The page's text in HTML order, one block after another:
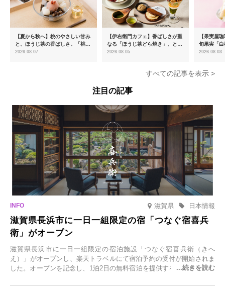
【夏から秋へ】桃のやさしい甘み
と、ほうじ茶の香ばしさ。「桃と
ほうじ茶のあんみつ」を8月中旬
2026.08.07
【伊右衛門カフェ】香ばしさが重
なる「ほうじ茶どら焼き」、とろ
ける「宇治抹茶ティラミス」が新
2026.08.05
【果実屋
旬果実「
限定販売
2026.08.03
すべての記事を表示 >
注目の記事
滋賀県 日本情報
滋賀県長浜市に一日一組限定の宿「つなぐ宿喜兵
衛」がオープン
滋賀県長浜市に一日一組限定の宿泊施設「つなぐ宿喜兵衛（きへ
え）」がオープンし、楽天トラベルにて宿泊予約の受付が開始されま
した。オープンを記念し、1泊2日の無料宿泊を提供するキャンペーン
一組限定の宿だからこそ叶う、大切な人との特別な時間を体験いただ